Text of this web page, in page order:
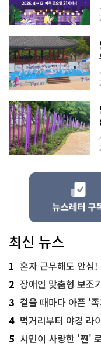
최신 뉴스
1 혼자 근무해도 안심
2 장애인 맞춤형 보조기
3 걸을 때마다 아픈 '족저
4 먹거리부터 야경 라
5 시민이 사랑한 '찐' 로